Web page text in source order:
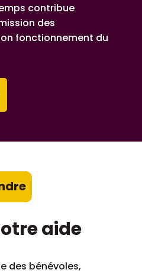
contribue
des
fonctionnement du
aide
des bénévoles,